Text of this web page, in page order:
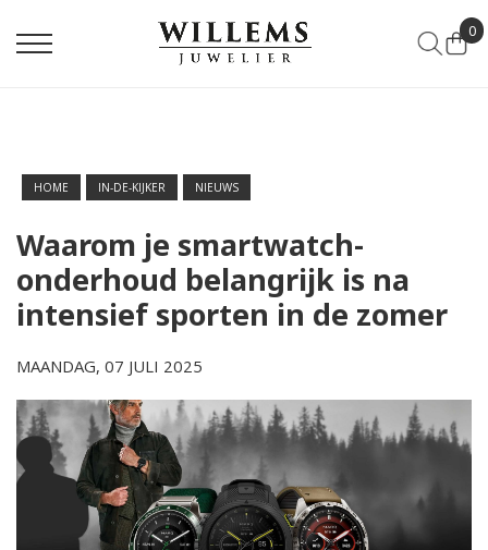
0
HOME IN-DE-KIJKER NIEUWS
Waarom je smartwatch-
onderhoud belangrijk is na
intensief sporten in de zomer
MAANDAG, 07 JULI 2025